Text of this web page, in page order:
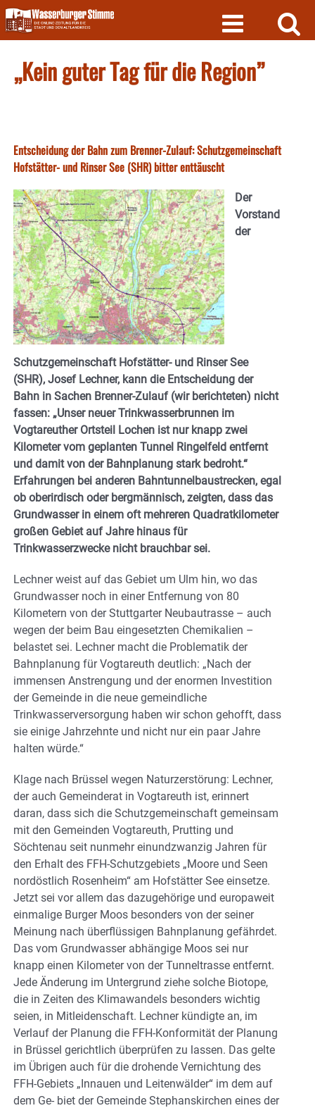
Skip
to
content
„Kein guter Tag für die Region”
Entscheidung der Bahn zum Brenner-Zulauf: Schutzgemeinschaft
Hofstätter- und Rinser See (SHR) bitter enttäuscht
Der
Vorstand
der
Schutzgemeinschaft Hofstätter- und Rinser See
(SHR), Josef Lechner, kann die Entscheidung der
Bahn in Sachen Brenner-Zulauf (wir berichteten) nicht
fassen: „Unser neuer Trinkwasserbrunnen im
Vogtareuther Ortsteil Lochen ist nur knapp zwei
Kilometer vom geplanten Tunnel Ringelfeld entfernt
und damit von der Bahnplanung stark bedroht.“
Erfahrungen bei anderen Bahntunnelbaustrecken, egal
ob oberirdisch oder bergmännisch, zeigten, dass das
Grundwasser in einem oft mehreren Quadratkilometer
großen Gebiet auf Jahre hinaus für
Trinkwasserzwecke nicht brauchbar sei.
Lechner weist auf das Gebiet um Ulm hin, wo das
Grundwasser noch in einer Entfernung von 80
Kilometern von der Stuttgarter Neubautrasse – auch
wegen der beim Bau eingesetzten Chemikalien –
belastet sei. Lechner macht die Problematik der
Bahnplanung für Vogtareuth deutlich: „Nach der
immensen Anstrengung und der enormen Investition
der Gemeinde in die neue gemeindliche
Trinkwasserversorgung haben wir schon gehofft, dass
sie einige Jahrzehnte und nicht nur ein paar Jahre
halten würde.“
Klage nach Brüssel wegen Naturzerstörung: Lechner,
der auch Gemeinderat in Vogtareuth ist, erinnert
daran, dass sich die Schutzgemeinschaft gemeinsam
mit den Gemeinden Vogtareuth, Prutting und
Söchtenau seit nunmehr einundzwanzig Jahren für
den Erhalt des FFH-Schutzgebiets „Moore und Seen
nordöstlich Rosenheim“ am Hofstätter See einsetze.
Jetzt sei vor allem das dazugehörige und europaweit
einmalige Burger Moos besonders von der seiner
Meinung nach überflüssigen Bahnplanung gefährdet.
Das vom Grundwasser abhängige Moos sei nur
knapp einen Kilometer von der Tunneltrasse entfernt.
Jede Änderung im Untergrund ziehe solche Biotope,
die in Zeiten des Klimawandels besonders wichtig
seien, in Mitleidenschaft. Lechner kündigte an, im
Verlauf der Planung die FFH-Konformität der Planung
in Brüssel gerichtlich überprüfen zu lassen. Das gelte
im Übrigen auch für die drohende Vernichtung des
FFH-Gebiets „Innauen und Leitenwälder“ im dem auf
dem Ge- biet der Gemeinde Stephanskirchen eines der